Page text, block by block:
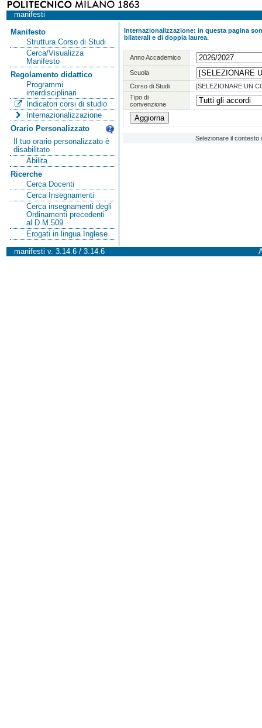
manifesti
Manifesto
Struttura Corso di Studi
Cerca/Visualizza
Manifesto
Regolamento didattico
Programmi
interdisciplinari
Indicatori corsi di studio
Internazionalizzazione
Orario Personalizzato
Il tuo orario personalizzato è
disabilitato
Abilita
Ricerche
Cerca Docenti
Cerca Insegnamenti
Cerca insegnamenti degli
Ordinamenti precedenti
al D.M.509
Erogati in lingua Inglese
Internazionalizzazione: in questa pagina
bilaterali e di doppia laurea.
Anno Accademico
Scuola
Corso di Studi
[SELEZIONARE UN
Tipo di
convenzione
Selezionare il
manifesti v. 3.14.6 / 3.14.6